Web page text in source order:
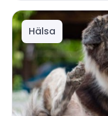
Hälsa